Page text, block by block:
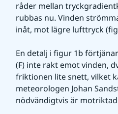
råder mellan
rubbas nu. Vinden
inåt, mot lägre lufttryck
En detalj i figur 1b
(F) inte rakt emot vinden,
friktionen lite snett, vilket
meteorologen Johan
nödvändigtvis är